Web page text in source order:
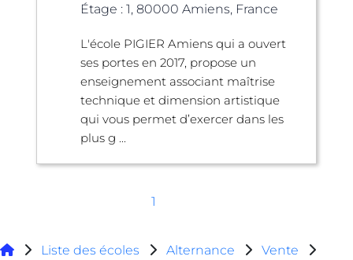
Étage : 1, 80000 Amiens, France
L'école PIGIER Amiens qui a ouvert
ses portes en 2017, propose un
enseignement associant maîtrise
technique et dimension artistique
qui vous permet d’exercer dans les
plus g ...
1
Liste des écoles Alternance
Vente